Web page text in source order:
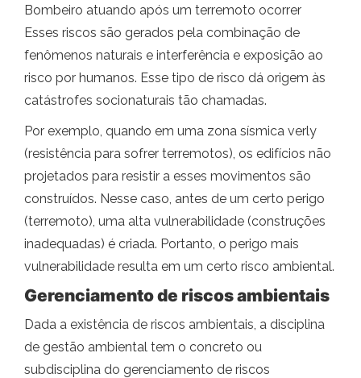
Bombeiro atuando após um terremoto ocorrer
Esses riscos são gerados pela combinação de
fenômenos naturais e interferência e exposição ao
risco por humanos. Esse tipo de risco dá origem às
catástrofes socionaturais tão chamadas.
Por exemplo, quando em uma zona sísmica verly
(resistência para sofrer terremotos), os edifícios não
projetados para resistir a esses movimentos são
construídos. Nesse caso, antes de um certo perigo
(terremoto), uma alta vulnerabilidade (construções
inadequadas) é criada. Portanto, o perigo mais
vulnerabilidade resulta em um certo risco ambiental.
Gerenciamento de riscos ambientais
Dada a existência de riscos ambientais, a disciplina
de gestão ambiental tem o concreto ou
subdisciplina do gerenciamento de riscos